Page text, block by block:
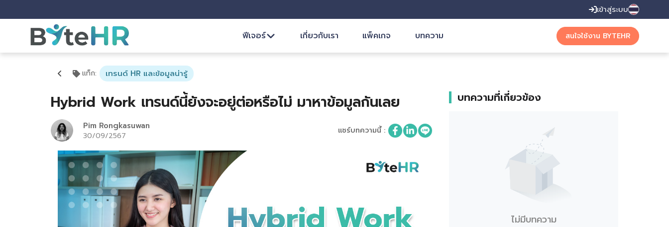
เข้าสู่ระบบ
English
Thai
ฟีเจอร์ เกี่ยวกับเรา แพ็คเกจ บทความ สนใจใช้งาน BYTEHR
แท็ก: เทรนด์ HR และข้อมูลน่ารู้
Hybrid Work เทรนด์นี้ยังจะอยู่ต่อหรือไม่ มาหาข้อมูลกันเลย
Pim Rongkasuwan
30/09/2567
แชร์บทความนี้:
บทความที่เกี่ยวข้อง
ไม่มีบทความ